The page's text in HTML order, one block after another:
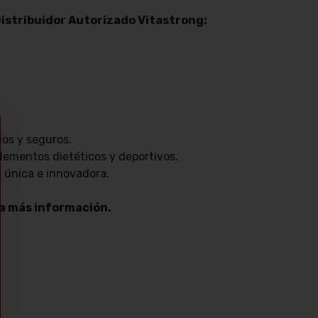
Autorizado Vitastrong:
y seguros.
dietéticos y deportivos.
e innovadora.
más información.